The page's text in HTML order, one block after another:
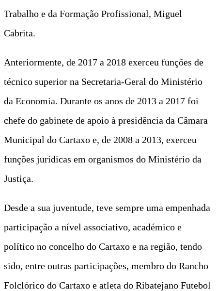
Trabalho e da Formação Profissional, Miguel
Cabrita.
Anteriormente, de 2017 a 2018 exerceu funções de
técnico superior na Secretaria-Geral do Ministério
da Economia. Durante os anos de 2013 a 2017 foi
chefe do gabinete de apoio à presidência da Câmara
Municipal do Cartaxo e, de 2008 a 2013, exerceu
funções jurídicas em organismos do Ministério da
Justiça.
Desde a sua juventude, teve sempre uma empenhada
participação a nível associativo, académico e
político no concelho do Cartaxo e na região, tendo
sido, entre outras participações, membro do Rancho
Folclórico do Cartaxo e atleta do Ribatejano Futebol